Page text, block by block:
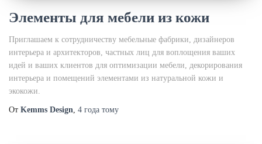
Элементы для мебели из кожи
Приглашаем к сотрудничеству мебельные фабрики, дизайнеров
интерьера и архитекторов, частных лиц для воплощения ваших
идей и ваших клиентов для оптимизации мебели, декорирования
интерьера и помещений элементами из натуральной кожи и
экокожи.
От Kemms Design, 4 года тому